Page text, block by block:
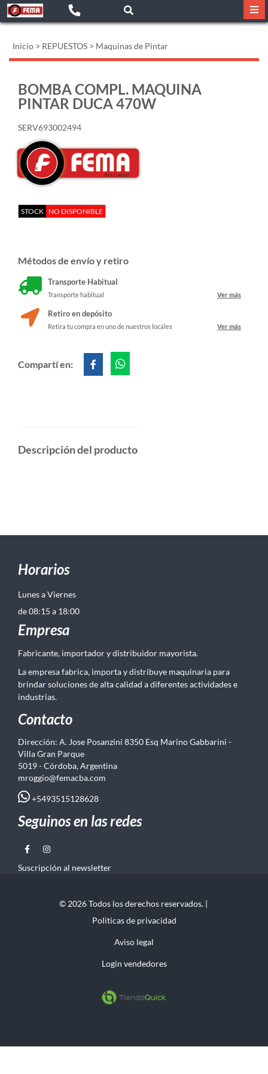
Inicio > REPUESTOS > Maquinas de Pintar
BOMBA COMPL. MAQUINA
PINTAR DUCA 470W
SERV693002494
STOCK NO DISPONIBLE
Métodos de envío y retiro
Transporte Habitual
Transporte habitual Ver más
Retiro en depósito
Retira tu compra en uno de nuestros locales Ver más
Compartí en:
Descripción del producto
Horarios
Lunes a Viernes
de 08:15 a 18:00
Empresa
Fabricante, importador y distribuidor mayorista.
La empresa fabrica, importa y distribuye maquinaria para
brindar soluciones de alta calidad a diferentes actividades e
industrias.
Contacto
Dirección: A. Jose Posanzini 8350 Esq Marino Gabbarini -
Villa Gran Parque
5019 - Córdoba, Argentina
mroggio@femacba.com
+5493515128628
Seguinos en las redes
Suscripción al newsletter
© 2026 Todos los derechos reservados. |
Politicas de privacidad
Aviso legal
Login vendedores